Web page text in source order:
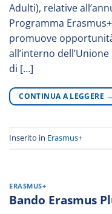
Adulti), relative
Programma
promuove
all’interno
di […]
CONTINUA A LEGGERE →
Inserito in Erasmus+
ERASMUS+
Bando Erasmus